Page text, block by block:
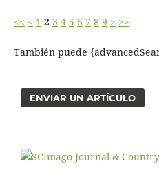
<< < 1 2 3 4 5 6 7 8 9 > >>
También puede
ENVIAR UN ARTÍCULO